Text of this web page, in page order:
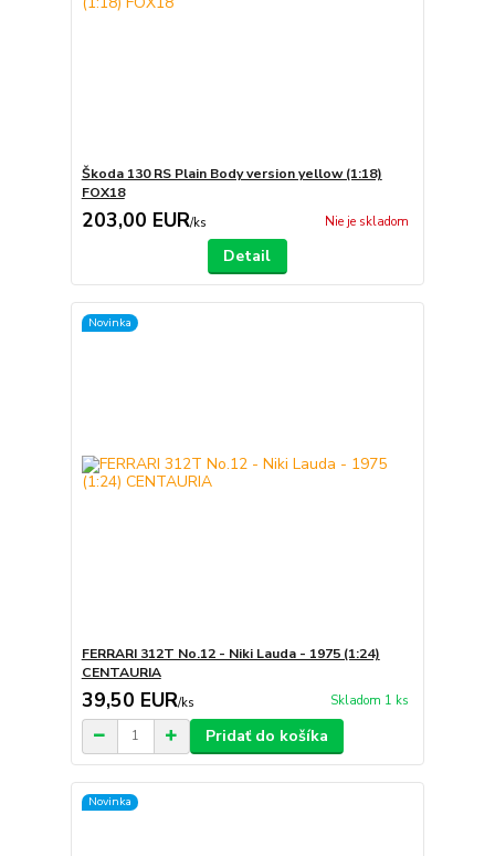
Škoda 130 RS Plain Body version yellow (1:18)
FOX18
203,00 EUR/ks Nie je skladom
Detail
Novinka
FERRARI 312T No.12 - Niki Lauda - 1975 (1:24)
CENTAURIA
39,50 EUR/ks Skladom 1 ks
Pridať do košíka
Novinka